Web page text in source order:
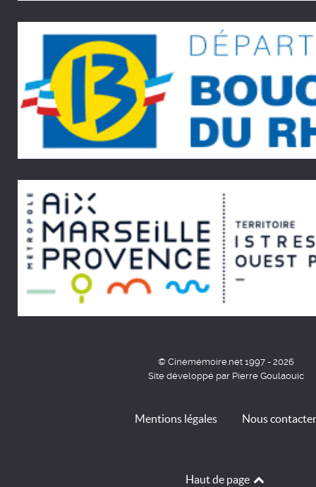
© Cinémémoire.net 1997 - 2026
Site développé par Pierre Goulaouic
Mentions légales Nous contacter
Haut de page